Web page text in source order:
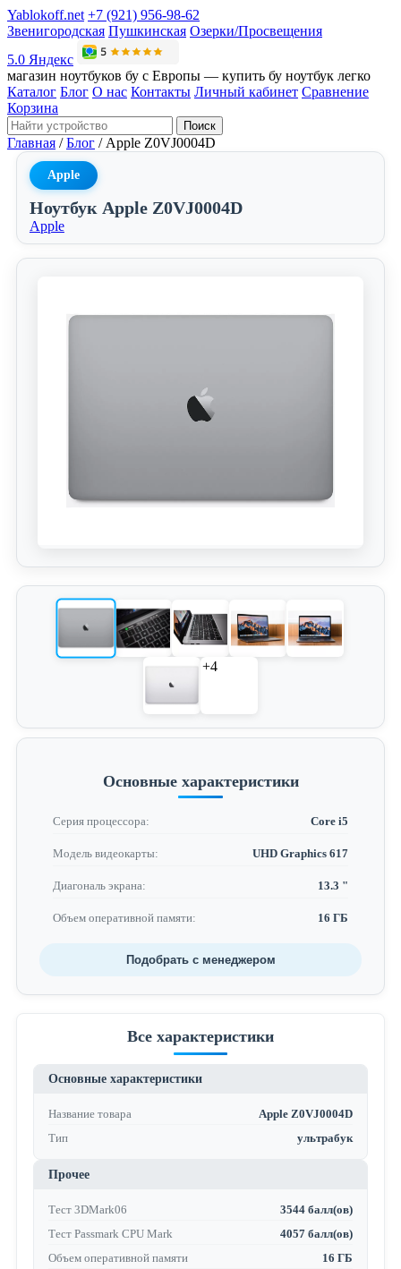
Yablokoff.net +7 (921) 956-98-62
Звенигородская Пушкинская Озерки/Просвещения
5.0 Яндекс
магазин ноутбуков бу с Европы — купить бу ноутбук легко
Каталог Блог О нас Контакты Личный кабинет Сравнение
Корзина
Поиск
Главная / Блог / Apple Z0VJ0004D
Apple
Ноутбук Apple Z0VJ0004D
Apple
+4
Основные характеристики
Серия процессора: Core i5
Модель видеокарты: UHD Graphics 617
Диагональ экрана: 13.3 "
Объем оперативной памяти: 16 ГБ
Подобрать с менеджером
Все характеристики
Основные характеристики
Название товара
Apple Z0VJ0004D
Тип
ультрабук
Прочее
Тест 3DMark06
3544 балл(ов)
Тест Passmark CPU Mark
4057 балл(ов)
Объем оперативной памяти
16 ГБ